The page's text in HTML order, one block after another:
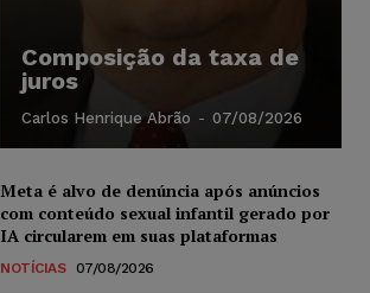
Composição da taxa de
juros
Carlos Henrique Abrão - 07/08/2026
Meta é alvo de denúncia após anúncios
com conteúdo sexual infantil gerado por
IA circularem em suas plataformas
NOTÍCIAS 07/08/2026